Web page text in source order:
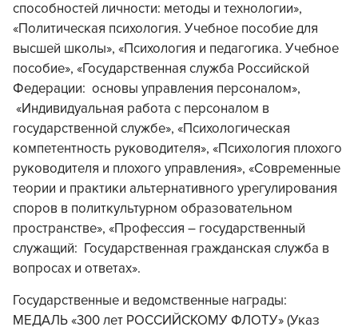
способностей личности: методы и технологии»,
«Политическая психология. Учебное пособие для
высшей школы», «Психология и педагогика. Учебное
пособие», «Государственная служба Российской
Федерации: основы управления персоналом»,
«Индивидуальная работа с персоналом в
государственной службе», «Психологическая
компетентность руководителя», «Психология плохого
руководителя и плохого управления», «Современные
теории и практики альтернативного урегулирования
споров в политкультурном образовательном
пространстве», «Профессия – государственный
служащий: Государственная гражданская служба в
вопросах и ответах».
Государственные и ведомственные награды:
МЕДАЛЬ «300 лет РОССИЙСКОМУ ФЛОТУ» (Указ